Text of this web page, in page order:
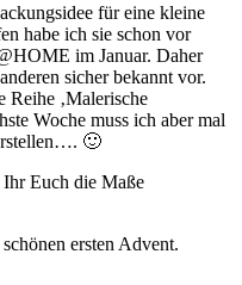
für eine kleine
habe ich sie schon vor
im Januar. Daher
sicher bekannt vor.
Reihe ‚Malerische
Woche muss ich aber mal
🙂
Euch die Maße
ersten Advent.